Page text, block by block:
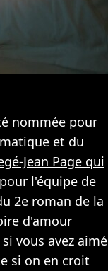
nommée pour
et du
Jean Page qui
l'équipe de
2e roman de la
d'amour
vous avez aimé
si on en croit